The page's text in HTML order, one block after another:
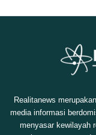
Realitanews
media informasi
menyasar kewilayah